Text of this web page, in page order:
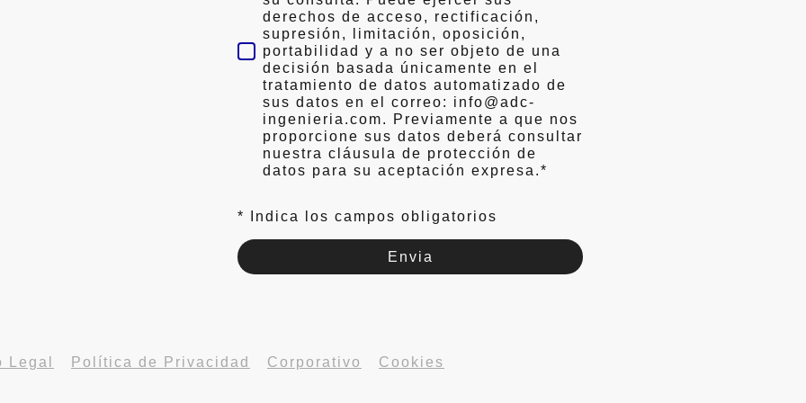
derechos de acceso, rectificación,
supresión, limitación, oposición,
portabilidad y a no ser objeto de una
decisión basada únicamente en el
tratamiento de datos automatizado de
sus datos en el correo: info@adc-
ingenieria.com. Previamente a que nos
proporcione sus datos deberá consultar
nuestra cláusula de protección de
datos para su aceptación expresa.*
* Indica los campos obligatorios
Envia
Legal Política de Privacidad Corporativo Cookies